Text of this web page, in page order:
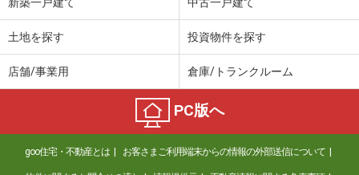
土地を探す 投資物件を探す
店舗/事業用 倉庫/トランクルーム
PC版へ
goo住宅・不動産とは お客さまご利用端末からの情報の外部送信について